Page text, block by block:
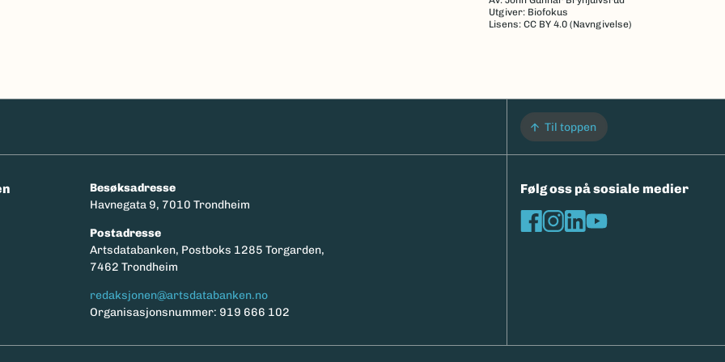
Utgiver: Biofokus
Lisens: CC BY 4.0 (Navngivelse)
Til toppen
Besøksadresse
Havnegata 9, 7010 Trondheim
Postadresse
Artsdatabanken, Postboks 1285 Torgarden,
7462 Trondheim
redaksjonen@artsdatabanken.no
Organisasjonsnummer: 919 666 102
Følg oss på sosiale medier